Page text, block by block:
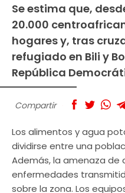
Se estima que,
20.000
hogares y, tras
refugiado en Bili y
República
Compartir
Los alimentos y agua
dividirse entre una
Además, la amenaza de
enfermedades
sobre la zona. Los